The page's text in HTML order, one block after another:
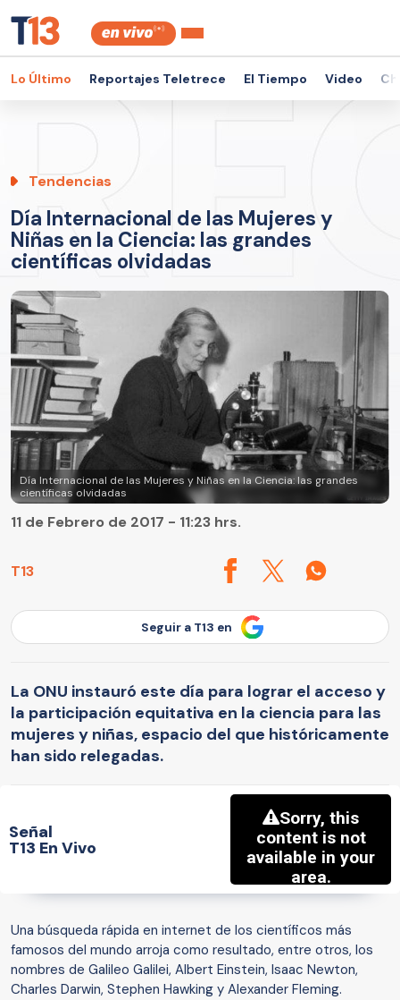
Lo Último Reportajes Teletrece El Tiempo Video
Tendencias
Día Internacional de las Mujeres y
Niñas en la Ciencia: las grandes
científicas olvidadas
Día Internacional de las Mujeres y Niñas en la Ciencia: las grandes
científicas olvidadas
T13
11 de Febrero de 2017 - 11:23 hrs.
Seguir a T13 en
La ONU instauró este día para lograr el acceso y
la participación equitativa en la ciencia para las
mujeres y niñas, espacio del que históricamente
han sido relegadas.
Señal
T13 En Vivo
Una búsqueda rápida en internet de los científicos más
famosos del mundo arroja como resultado, entre otros, los
nombres de Galileo Galilei, Albert Einstein, Isaac Newton,
Charles Darwin, Stephen Hawking y Alexander Fleming.